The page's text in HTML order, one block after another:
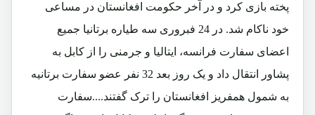
پخته بازی کرد و در آخر حکومت افغانستان در مساعی
خود ناکام شد. در 24 فبروری سه طیاره برتانیا جمیع
اعضای سفارت فرانسه، ایتالیا و جرمنی را از کابل به
پشاور انتقال داد و یک روز بعد 32 نفر عضو سفارت برتانیه
به شمول همفریز افغانستان را ترک گفتند....سفارت